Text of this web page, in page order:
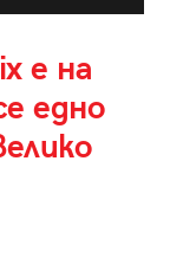
е на
едно